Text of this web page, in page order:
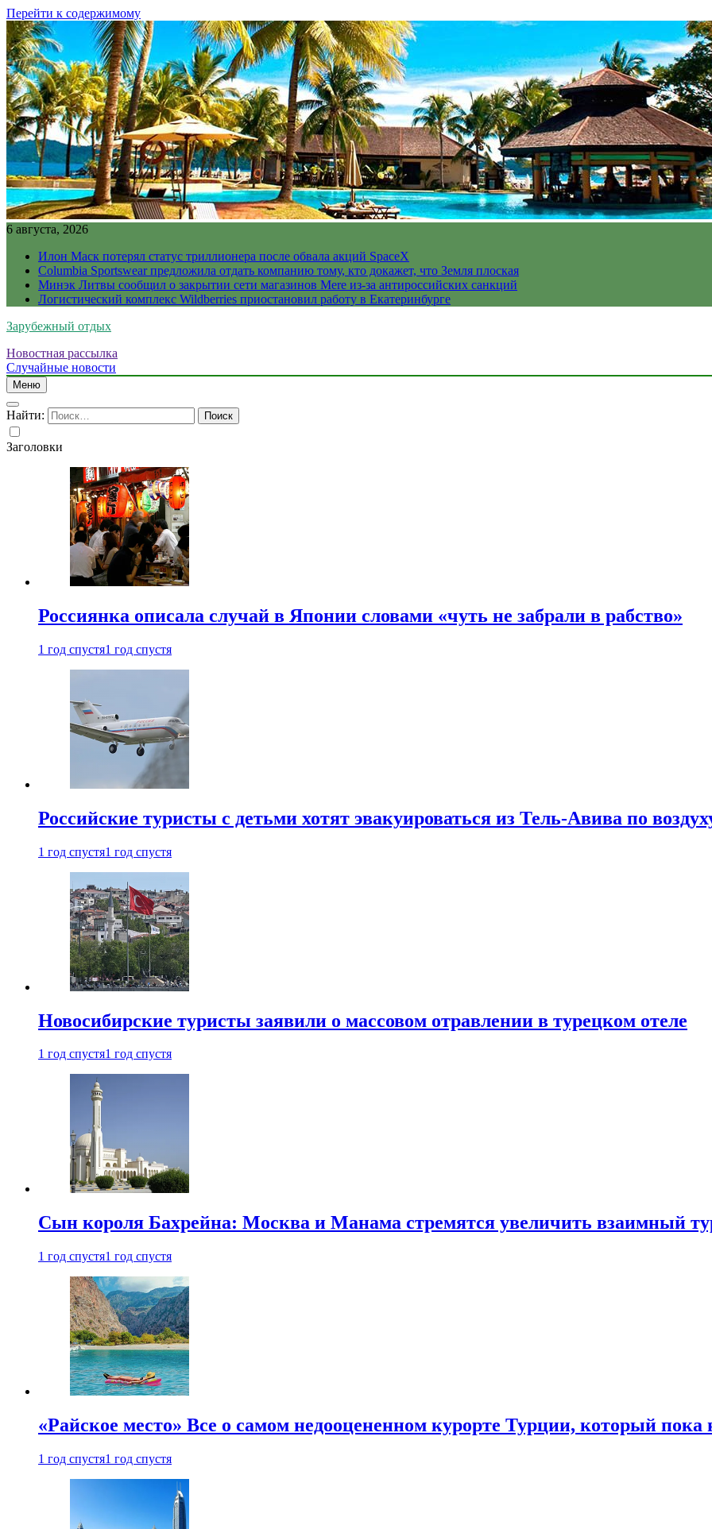
Перейти к содержимому
6 августа, 2026
Илон Маск потерял статус триллионера после обвала акций SpaceX
Columbia Sportswear предложила отдать компанию тому, кто докажет, что Земля плоская
Минэк Литвы сообщил о закрытии сети магазинов Mere из-за антироссийских санкций
Логистический комплекс Wildberries приостановил работу в Екатеринбурге
Зарубежный отдых
Новостная рассылка
Случайные новости
Меню
Найти:
Заголовки
Россиянка описала случай в Японии словами «чуть не забрали в рабство»
1 год спустя1 год спустя
Российские туристы с детьми хотят эвакуироваться из Тель-Авива по
1 год спустя1 год спустя
Новосибирские туристы заявили о массовом отравлении в турецком отеле
1 год спустя1 год спустя
Сын короля Бахрейна: Москва и Манама стремятся увеличить взаимный
1 год спустя1 год спустя
«Райское место» Все о самом недооцененном курорте Турции, который пока
1 год спустя1 год спустя